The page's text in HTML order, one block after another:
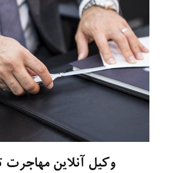
وکیل آنلاین مهاجرت